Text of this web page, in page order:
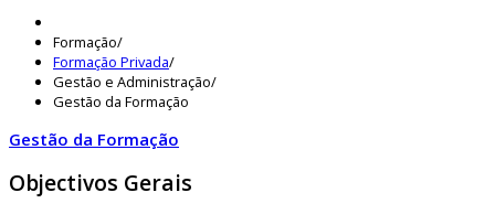
Formação/
Formação Privada/
Gestão e Administração/
Gestão da Formação
Gestão da Formação
Objectivos Gerais